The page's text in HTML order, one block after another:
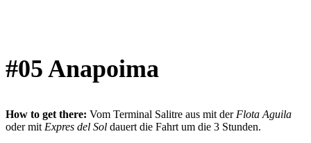
#05 Anapoima
How to get there: Vom Terminal Salitre aus mit der Flota Aguila
oder mit Expres del Sol dauert die Fahrt um die 3 Stunden.